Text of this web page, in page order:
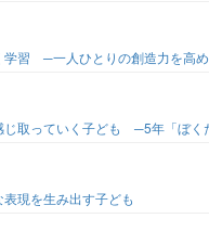
学習 ─一人ひとりの創造力を高
じ取っていく子ども ─5年「ぼ
現を生み出す子ども